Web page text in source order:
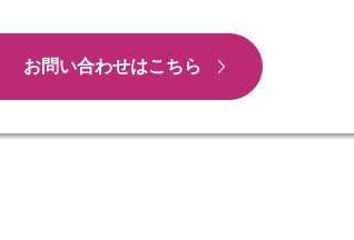
お問い合わせはこちら